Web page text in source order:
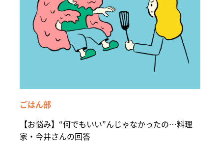
ごはん部
【お悩み】“何でもいい”んじゃなかったの…料理
家・今井さんの回答